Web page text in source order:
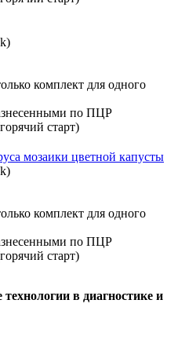
мозаики цветной капусты
в диагностике и